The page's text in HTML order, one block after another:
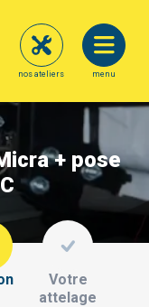
menu
nos ateliers
+ pose
Votre
attelage